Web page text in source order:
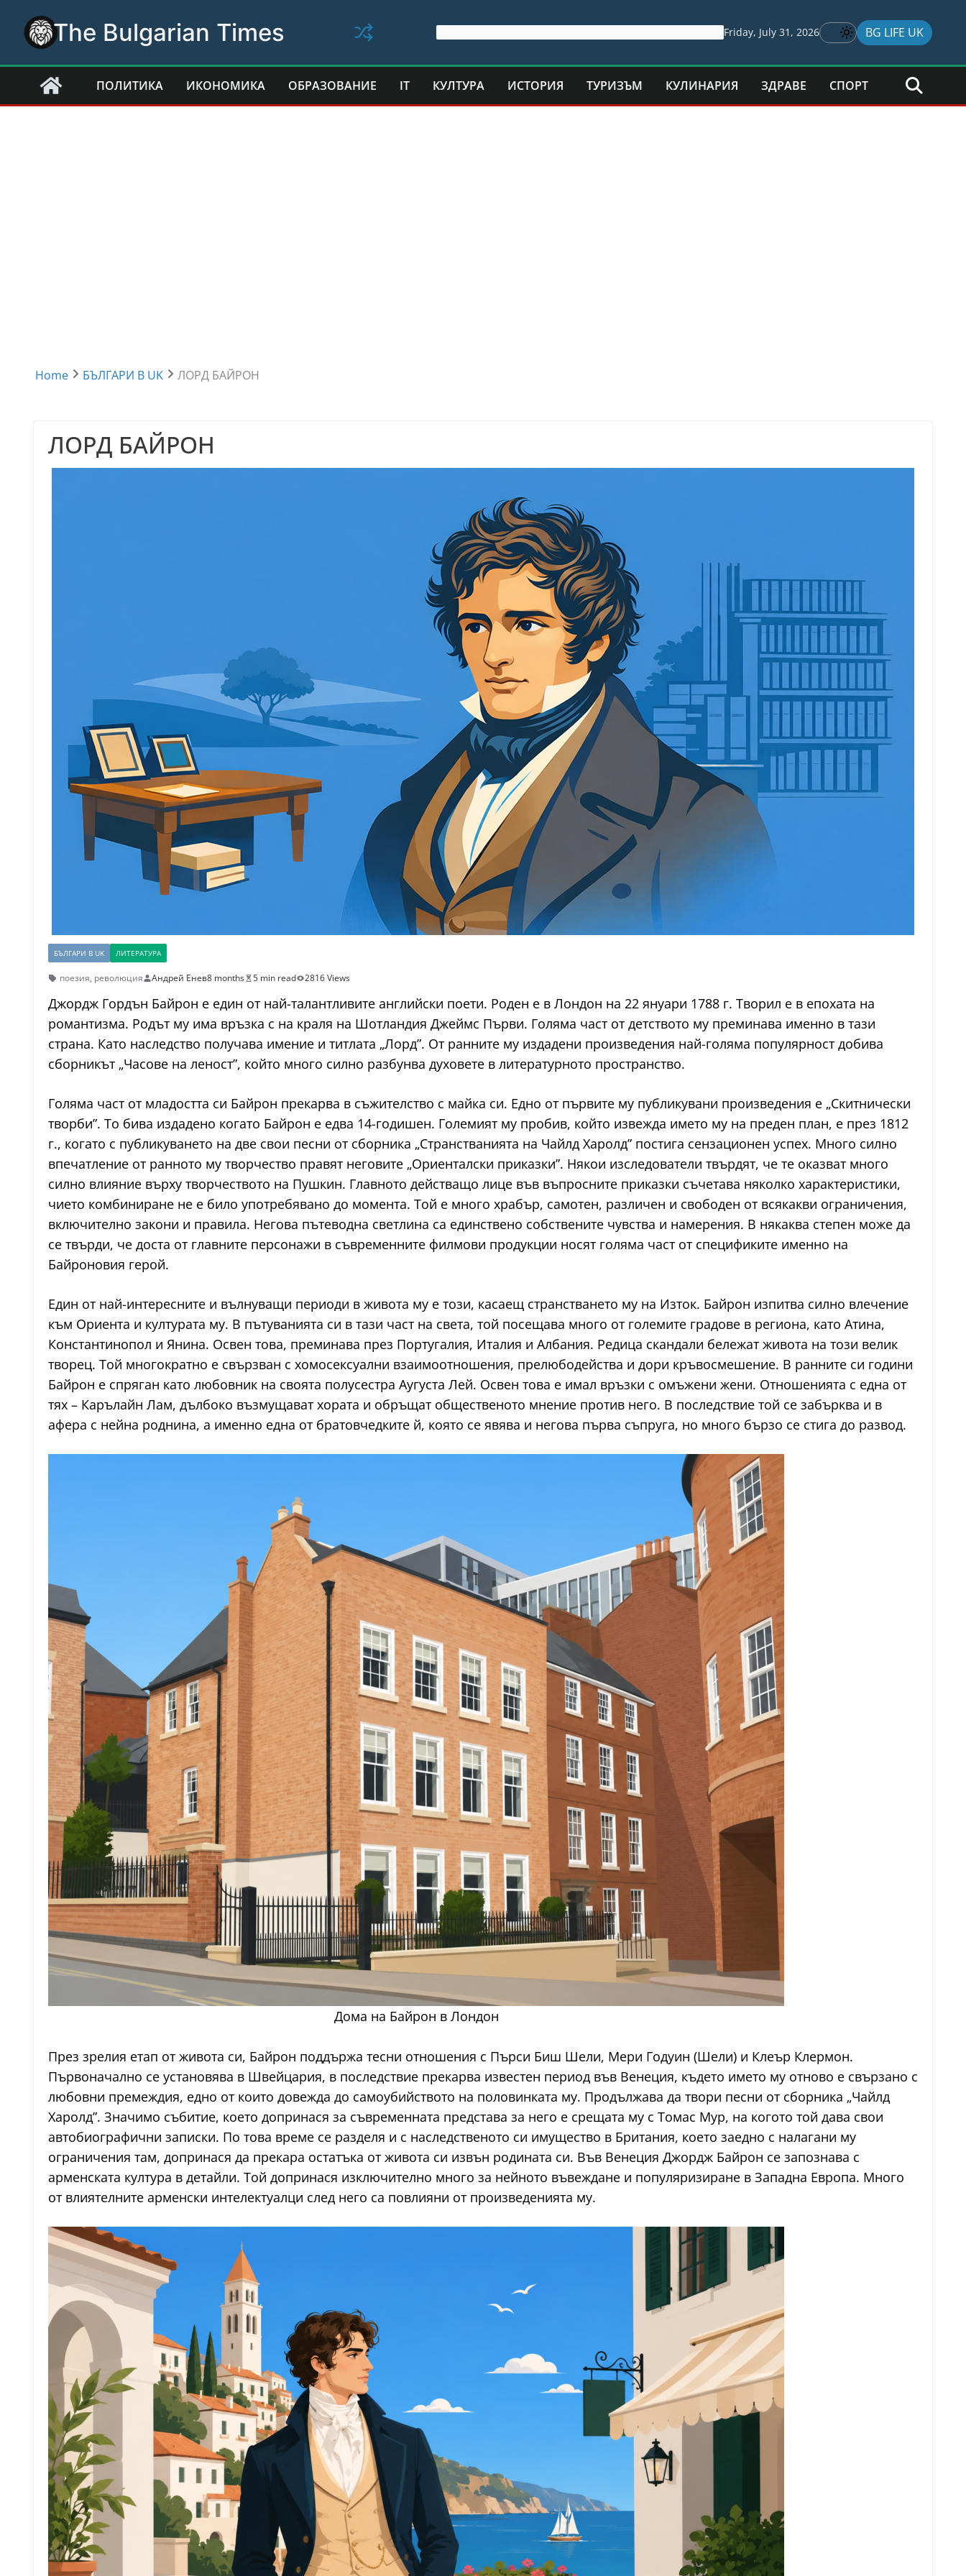
content
The Bulgarian Times Friday, July 31, 2026 BG LIFE UK
ПОЛИТИКА ИКОНОМИКА ОБРАЗОВАНИЕ IT КУЛТУРА ИСТОРИЯ ТУРИЗЪМ КУЛИНАРИЯ ЗДРАВЕ СПОРТ
Home БЪЛГАРИ В UK ЛОРД БАЙРОН
ЛОРД БАЙРОН
БЪЛГАРИ В UK ЛИТЕРАТУРА
поезия, революция Андрей Енев8 months 5 min read 2816 Views
Джордж Гордън Байрон е един от най-талантливите английски поети. Роден е в Лондон на 22 януари 1788 г. Творил е в епохата на
романтизма. Родът му има връзка с на краля на Шотландия Джеймс Първи. Голяма част от детството му преминава именно в тази
страна. Като наследство получава имение и титлата „Лорд”. От ранните му издадени произведения най-голяма популярност добива
сборникът „Часове на леност”, който много силно разбунва духовете в литературното пространство.
Голяма част от младостта си Байрон прекарва в съжителство с майка си. Едно от първите му публикувани произведения е „Скитнически
творби”. То бива издадено когато Байрон е едва 14-годишен. Големият му пробив, който извежда името му на преден план, е през 1812
г., когато с публикуването на две свои песни от сборника „Странстванията на Чайлд Харолд” постига сензационен успех. Много силно
впечатление от ранното му творчество правят неговите „Ориенталски приказки”. Някои изследователи твърдят, че те оказват много
силно влияние върху творчеството на Пушкин. Главното действащо лице във въпросните приказки съчетава няколко характеристики,
чието комбиниране не е било употребявано до момента. Той е много храбър, самотен, различен и свободен от всякакви ограничения,
включително закони и правила. Негова пътеводна светлина са единствено собствените чувства и намерения. В някаква степен може да
се твърди, че доста от главните персонажи в съвременните филмови продукции носят голяма част от спецификите именно на
Байроновия герой.
Един от най-интересните и вълнуващи периоди в живота му е този, касаещ странстването му на Изток. Байрон изпитва силно влечение
към Ориента и културата му. В пътуванията си в тази част на света, той посещава много от големите градове в региона, като Атина,
Константинопол и Янина. Освен това, преминава през Португалия, Италия и Албания. Редица скандали бележат живота на този велик
творец. Той многократно е свързван с хомосексуални взаимоотношения, прелюбодейства и дори кръвосмешение. В ранните си години
Байрон е спряган като любовник на своята полусестра Аугуста Лей. Освен това е имал връзки с омъжени жени. Отношенията с една от
тях – Карълайн Лам, дълбоко възмущават хората и обръщат общественото мнение против него. В последствие той се забърква и в
афера с нейна роднина, а именно една от братовчедките й, която се явява и негова първа съпруга, но много бързо се стига до развод.
Дома на Байрон в Лондон
През зрелия етап от живота си, Байрон поддържа тесни отношения с Пърси Биш Шели, Мери Годуин (Шели) и Клеър Клермон.
Първоначално се установява в Швейцария, в последствие прекарва известен период във Венеция, където името му отново е свързано с
любовни премеждия, едно от които довежда до самоубийството на половинката му. Продължава да твори песни от сборника „Чайлд
Харолд”. Значимо събитие, което допринася за съвременната представа за него е срещата му с Томас Мур, на когото той дава свои
автобиографични записки. По това време се разделя и с наследственото си имущество в Британия, което заедно с налагани му
ограничения там, допринася да прекара остатъка от живота си извън родината си. Във Венеция Джордж Байрон се запознава с
арменската култура в детайли. Той допринася изключително много за нейното въвеждане и популяризиране в Западна Европа. Много
от влиятелните арменски интелектуалци след него са повлияни от произведенията му.